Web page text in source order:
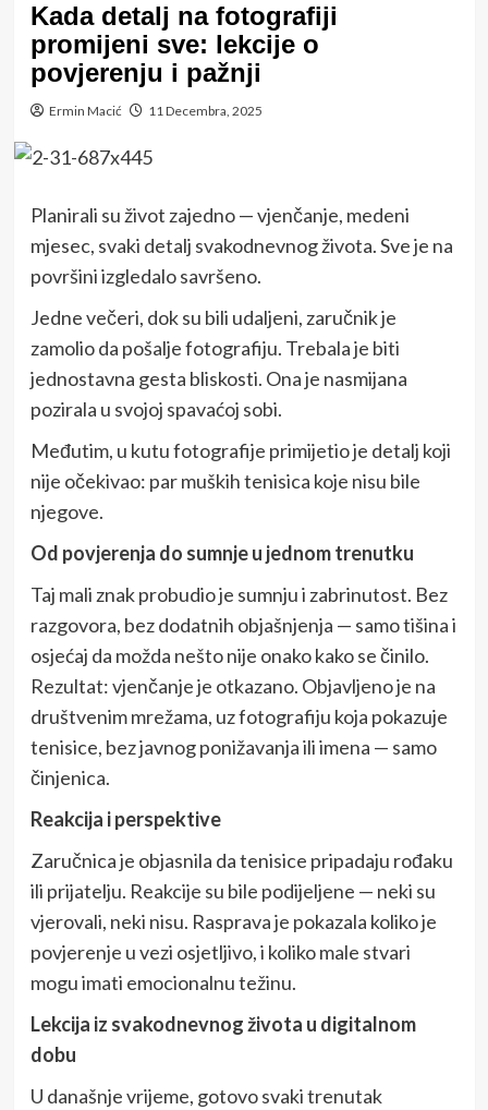
Kada detalj na fotografiji
promijeni sve: lekcije o
povjerenju i pažnji
Ermin Macić 11 Decembra, 2025
Planirali su život zajedno — vjenčanje, medeni
mjesec, svaki detalj svakodnevnog života. Sve je na
površini izgledalo savršeno.
Jedne večeri, dok su bili udaljeni, zaručnik je
zamolio da pošalje fotografiju. Trebala je biti
jednostavna gesta bliskosti. Ona je nasmijana
pozirala u svojoj spavaćoj sobi.
Međutim, u kutu fotografije primijetio je detalj koji
nije očekivao: par muških tenisica koje nisu bile
njegove.
Od povjerenja do sumnje u jednom trenutku
Taj mali znak probudio je sumnju i zabrinutost. Bez
razgovora, bez dodatnih objašnjenja — samo tišina i
osjećaj da možda nešto nije onako kako se činilo.
Rezultat: vjenčanje je otkazano. Objavljeno je na
društvenim mrežama, uz fotografiju koja pokazuje
tenisice, bez javnog ponižavanja ili imena — samo
činjenica.
Reakcija i perspektive
Zaručnica je objasnila da tenisice pripadaju rođaku
ili prijatelju. Reakcije su bile podijeljene — neki su
vjerovali, neki nisu. Rasprava je pokazala koliko je
povjerenje u vezi osjetljivo, i koliko male stvari
mogu imati emocionalnu težinu.
Lekcija iz svakodnevnog života u digitalnom
dobu
U današnje vrijeme, gotovo svaki trenutak